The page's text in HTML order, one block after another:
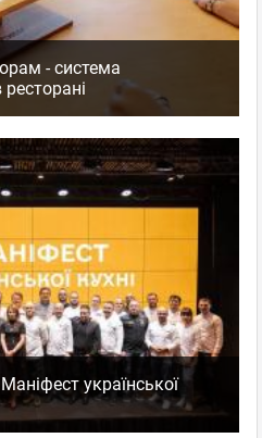
- система
ресторані
української